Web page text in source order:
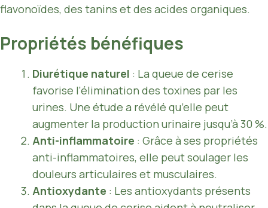
flavonoïdes, des tanins et des acides organiques.
Propriétés bénéfiques
Diurétique naturel : La queue de cerise
favorise l’élimination des toxines par les
urines. Une étude a révélé qu’elle peut
augmenter la production urinaire jusqu’à 30 %.
Anti-inflammatoire : Grâce à ses propriétés
anti-inflammatoires, elle peut soulager les
douleurs articulaires et musculaires.
Antioxydante : Les antioxydants présents